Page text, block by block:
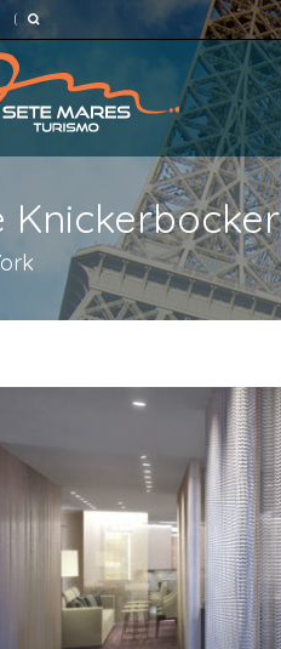
Knickerbocker